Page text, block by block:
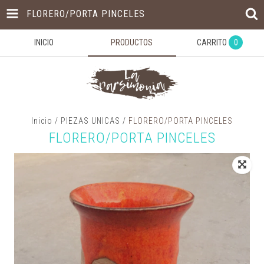
FLORERO/PORTA PINCELES
INICIO PRODUCTOS CARRITO 0
Inicio / PIEZAS UNICAS / FLORERO/PORTA PINCELES
FLORERO/PORTA PINCELES